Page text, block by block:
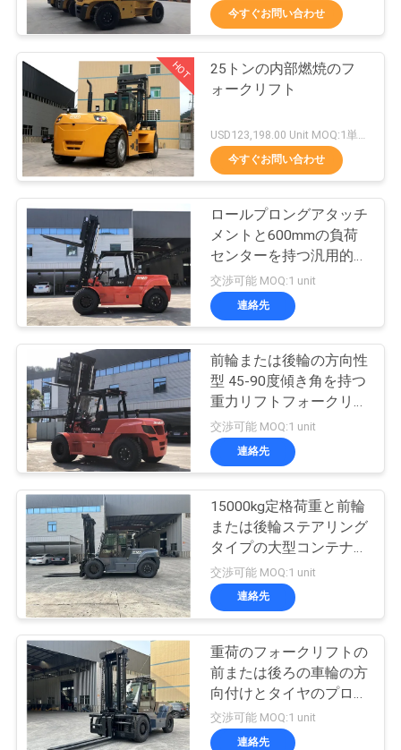
行
品
質
管
理
PRIVACY
POLICY
容器の範囲のスタ
ッカー
空の容器の扱う人
39
ガソリンLPGフォー
クリフト
11
起伏の多い地形のフ
ォークリフト
今すぐお問い合わせ
HOT
25トンの内部燃焼のフ
ォークリフト
USD123,198.00 Unit MOQ:1単位
今すぐお問い合わせ
ロールプロングアタッチ
メントと600mmの負荷
センターを持つ汎用的な
重用フォークリフト
交渉可能 MOQ:1 unit
連絡先
前輪または後輪の方向性
型 45-90度傾き角を持つ
重力リフトフォークリフ
トとCUMMINSエンジン
交渉可能 MOQ:1 unit
連絡先
15000kg定格荷重と前輪
または後輪ステアリング
タイプの大型コンテナフ
ォークリフト
交渉可能 MOQ:1 unit
連絡先
重荷のフォークリフトの
前または後ろの車輪の方
向付けとタイヤのプロン
グの固定により,手作業
が容易になりました
交渉可能 MOQ:1 unit
連絡先